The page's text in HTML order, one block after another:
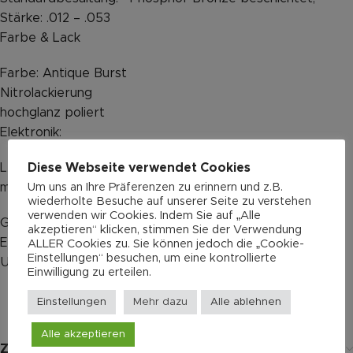
Stärke: .012 – .053
Farbe & Lack
Farbe: Antique Burst
Nitrolackierung
hochglanz poliert
Elektronik:
L.R. Baggs Anthem with Volume and Tone Control
mitgeliefertes Zubehör
Guild Premium-Koffer – Humi-Case !!!
Endkontroll Zertifikat einzeln nummeriert
UVP 4975€
Zusätzliche Informationen
Diese Webseite verwendet Cookies
Um uns an Ihre Präferenzen zu erinnern und z.B.
wiederholte Besuche auf unserer Seite zu verstehen
verwenden wir Cookies. Indem Sie auf „Alle
akzeptieren“ klicken, stimmen Sie der Verwendung
ALLER Cookies zu. Sie können jedoch die „Cookie-
Einstellungen“ besuchen, um eine kontrollierte
Einwilligung zu erteilen.
Einstellungen Mehr dazu Alle ablehnen
Alle akzeptieren